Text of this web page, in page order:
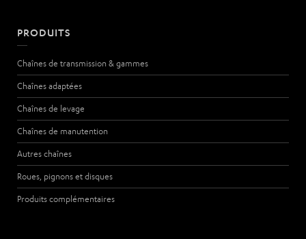
PRODUITS
Chaînes de transmission & gammes
Chaînes adaptées
Chaînes de levage
Chaînes de manutention
Autres chaînes
Roues, pignons et disques
Produits complémentaires